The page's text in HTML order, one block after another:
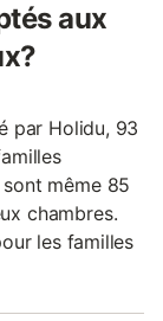
aux
par Holidu, 93
même 85
chambres.
les familles